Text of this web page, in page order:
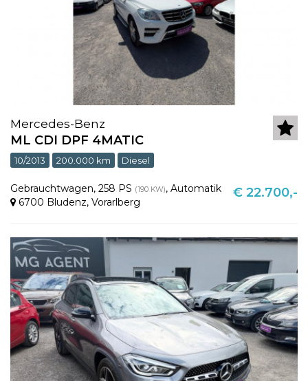
Mercedes-Benz
ML CDI DPF 4MATIC
10/2013 200.000 km Diesel
Gebrauchtwagen, 258 PS (190 KW), Automatik
6700 Bludenz, Vorarlberg
€ 22.700,-